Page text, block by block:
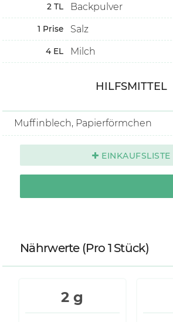
2 TL Backpulver
1 Prise Salz
4 EL Milch
HILFSMITTEL
Muffinblech, Papierförmchen
EINKAUFSLISTE
Nährwerte (Pro 1 Stück)
2 g